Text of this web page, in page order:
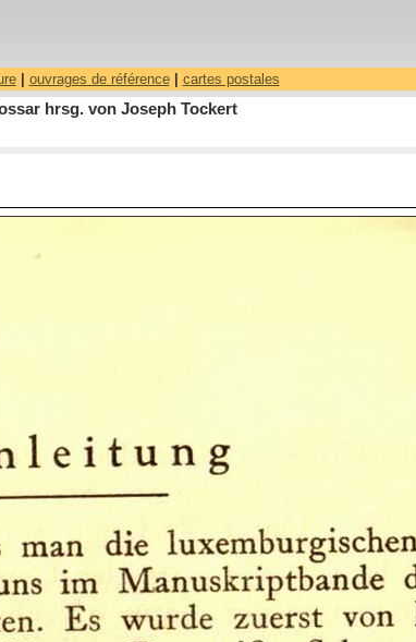
| ouvrages de référence| cartes postales
hrsg. von Joseph Tockert